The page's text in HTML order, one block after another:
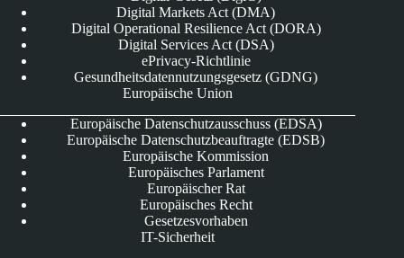
Digital Markets Act (DMA)
Digital Operational Resilience Act (DORA)
Digital Services Act (DSA)
ePrivacy-Richtlinie
Gesundheitsdatennutzungsgesetz (GDNG)
Europäische Union
Europäische Datenschutzausschuss (EDSA)
Europäische Datenschutzbeauftragte (EDSB)
Europäische Kommission
Europäisches Parlament
Europäischer Rat
Europäisches Recht
Gesetzesvorhaben
IT-Sicherheit